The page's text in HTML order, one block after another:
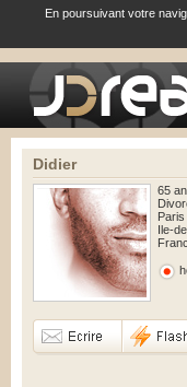
En poursuivant votre
Didier
65
Paris
Ile-